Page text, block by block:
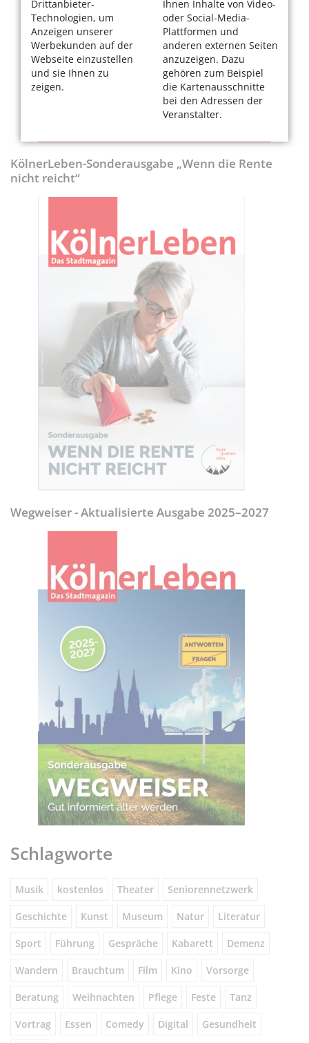
Drittanbieter-
Technologien, um
Anzeigen unserer
Werbekunden auf der
Webseite einzustellen
und sie Ihnen zu
zeigen.
Ihnen Inhalte von Video-
oder Social-Media-
Plattformen und
anderen externen Seiten
anzuzeigen. Dazu
gehören zum Beispiel
die Kartenausschnitte
bei den Adressen der
Veranstalter.
KölnerLeben-Sonderausgabe „Wenn die Rente
nicht reicht“
Wegweiser - Aktualisierte Ausgabe 2025–2027
Schlagworte
Musik kostenlos Theater Seniorennetzwerk
Geschichte Kunst Museum Natur Literatur
Sport Führung Gespräche Kabarett Demenz
Wandern Brauchtum Film Kino Vorsorge
Beratung Weihnachten Pflege Feste Tanz
Vortrag Essen Comedy Digital Gesundheit